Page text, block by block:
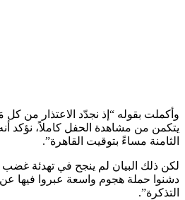
وأكملت بقوله “إذ نجدّد الاعتذار من
يتكمن من مشاهدة الحفل كاملاً، نؤكد
الثامنة مساءً بتوقيت القاهرة”.
لكن ذلك البيان لم ينجح في تهدئة
دشنوا حملة هجوم واسعة عبروا فيها عن
التذكرة”.